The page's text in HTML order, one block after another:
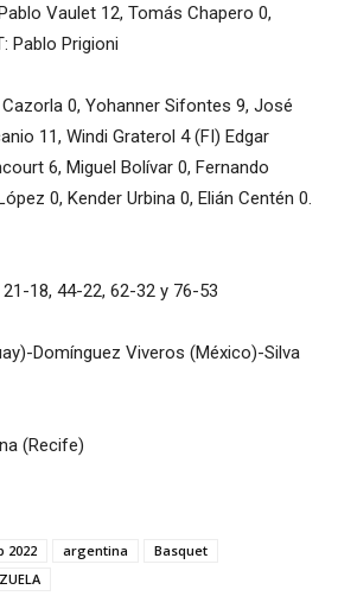
Vaulet 12, Tomás Chapero 0,
Pablo Prigioni
0, Yohanner Sifontes 9, José
11, Windi Graterol 4 (FI) Edgar
6, Miguel Bolívar 0, Fernando
0, Kender Urbina 0, Elián Centén 0.
18, 44-22, 62-32 y 76-53
Domínguez Viveros (México)-Silva
(Recife)
2022 argentina
Basquet